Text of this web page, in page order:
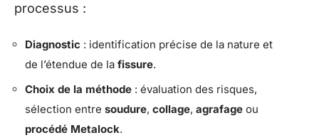
processus :
Diagnostic : identification précise de la nature et
de l’étendue de la fissure.
Choix de la méthode : évaluation des risques,
sélection entre soudure, collage, agrafage ou
procédé Metalock.